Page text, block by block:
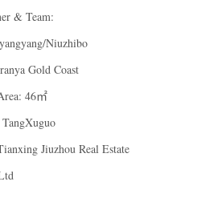
& Team:
Niuzhibo
Gold Coast
46㎡
Jiuzhou Real Estate